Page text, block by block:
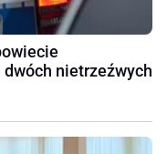
nietrzeźwych